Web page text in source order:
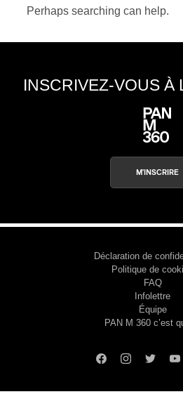
Perhaps searching can help.
INSCRIVEZ-VOUS À
M'INSCRIRE
Déclaration de
Politique de
FAQ
Infolettre
Équipe
PAN M 360 c’est